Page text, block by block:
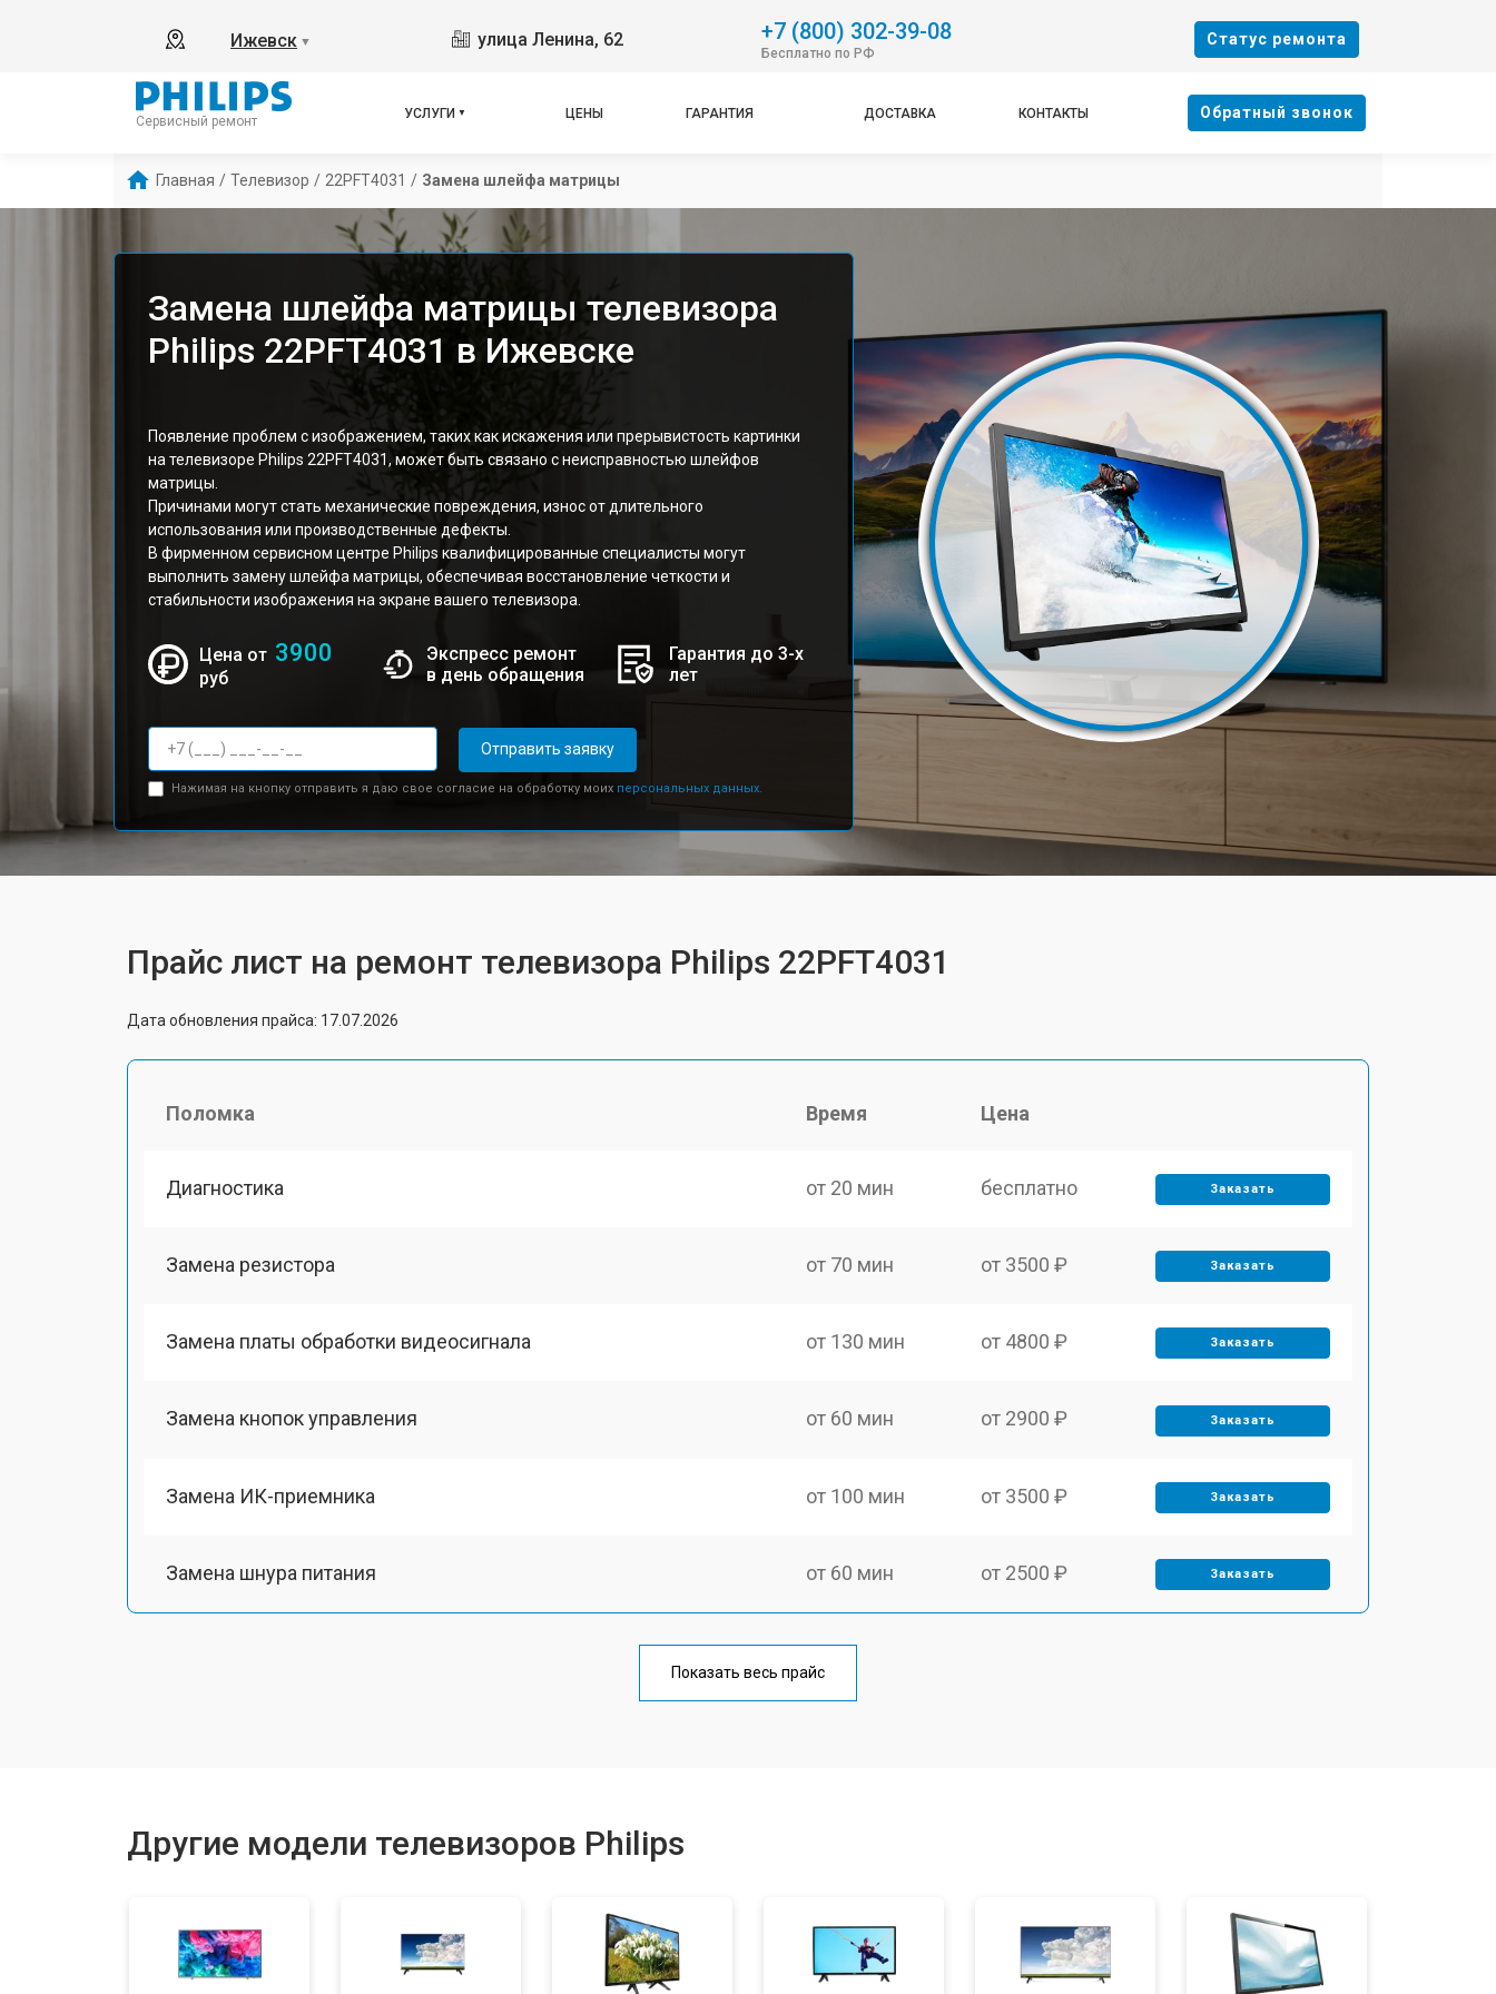
Ижевск ▼ улица Ленина, 62 +7 (800) 302-39-08
Бесплатно по РФ
Cтатус ремонта
Сервисный ремонт
УСЛУГИ ЦЕНЫ ГАРАНТИЯ ДОСТАВКА КОНТАКТЫ Oбратный звонок
Главная / Телевизор / 22PFT4031 / Замена шлейфа матрицы
Замена шлейфа матрицы телевизора
Philips 22PFT4031 в Ижевске
Появление проблем с изображением, таких как искажения или прерывистость картинки
на телевизоре Philips 22PFT4031, может быть связано с неисправностью шлейфов
матрицы.
Причинами могут стать механические повреждения, износ от длительного
использования или производственные дефекты.
В фирменном сервисном центре Philips квалифицированные специалисты могут
выполнить замену шлейфа матрицы, обеспечивая восстановление четкости и
стабильности изображения на экране вашего телевизора.
Цена от 3900
руб
Экспресс ремонт
в день обращения
Гарантия до 3-х
лет
Отправить заявку
Нажимая на кнопку отправить я даю свое согласие на обработку моих персональных данных.
Прайс лист на ремонт телевизора Philips 22PFT4031
Дата обновления прайса: 17.07.2026
Поломка Время Цена
Диагностика от 20 мин бесплатно Заказать
Замена резистора от 70 мин от 3500 ₽ Заказать
Замена платы обработки видеосигнала от 130 мин от 4800 ₽ Заказать
Замена кнопок управления от 60 мин от 2900 ₽ Заказать
Замена ИК-приемника от 100 мин от 3500 ₽ Заказать
Замена шнура питания от 60 мин от 2500 ₽ Заказать
от 90 мин
Замена модуля Wi-Fi от 70 мин от 3500 ₽ Заказать
Показать весь прайс
Другие модели телевизоров Philips